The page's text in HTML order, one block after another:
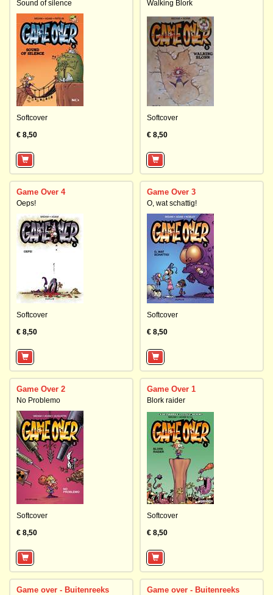
Sound of silence
Softcover
€ 8,50
Walking Blork
Softcover
€ 8,50
Game Over 4
Oeps!
Softcover
€ 8,50
Game Over 3
O, wat schattig!
Softcover
€ 8,50
Game Over 2
No Problemo
Softcover
€ 8,50
Game Over 1
Blork raider
Softcover
€ 8,50
Game over - Buitenreeks Game over - Buitenreeks